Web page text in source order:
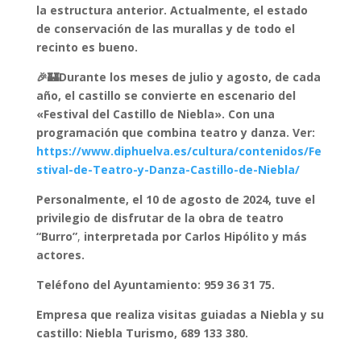
la estructura anterior. Actualmente, el estado
de conservación de las murallas y de todo el
recinto es bueno.
🎉🏰Durante los meses de julio y agosto, de cada
año, el castillo se convierte en escenario del
«Festival del Castillo de Niebla». Con una
programación que combina teatro y danza. Ver:
https://www.diphuelva.es/cultura/contenidos/Fe
stival-de-Teatro-y-Danza-Castillo-de-Niebla/
Personalmente, el 10 de agosto de 2024, tuve el
privilegio de disfrutar de la obra de teatro
“Burro”, interpretada por Carlos Hipólito y más
actores.
Teléfono del Ayuntamiento: 959 36 31 75.
Empresa que realiza visitas guiadas a Niebla y su
castillo: Niebla Turismo, 689 133 380.